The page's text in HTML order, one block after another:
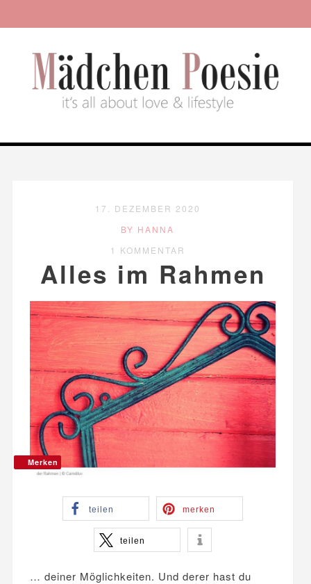
17. DEZEMBER 2020
BY HANNA
1 KOMMENTAR
Alles im Rahmen
teilen merken
teilen
… deiner Möglichkeiten. Und derer hast du
Merken